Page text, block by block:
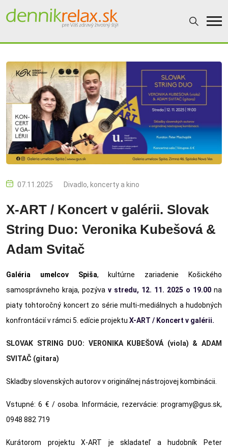
07.11.2025 Divadlo, koncerty a kino
X-ART / Koncert v galérii. Slovak
String Duo: Veronika Kubešová &
Adam Svitač
Galéria umelcov Spiša, kultúrne zariadenie Košického
samosprávneho kraja, pozýva v stredu, 12. 11. 2025 o 19.00 na
piaty tohtoročný koncert zo série multi-mediálnych a hudobných
konfrontácií v rámci 5. edície projektu X-ART / Koncert v galérii.
SLOVAK STRING DUO: VERONIKA KUBEŠOVÁ (viola) & ADAM
SVITAČ (gitara)
Skladby slovenských autorov v originálnej nástrojovej kombinácii.
Vstupné: 6 € / osoba. Informácie, rezervácie: programy@gus.sk,
0948 882 719
Kurátorom projektu X-ART je skladateľ a hudobník Peter